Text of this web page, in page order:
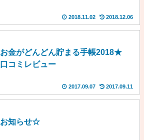
2018.11.02 2018.12.06
お金がどんどん貯まる手帳2018★
口コミレビュー
2017.09.07 2017.09.11
お知らせ☆